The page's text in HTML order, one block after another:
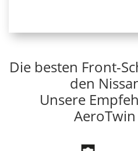
Die besten Front-
den
Unsere
AeroTwin